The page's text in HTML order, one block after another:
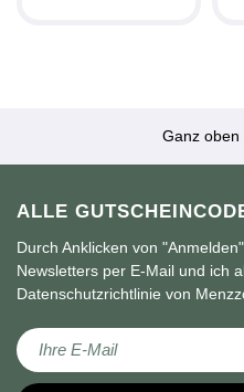
Ganz oben
ALLE
Durch Anklicken von
Newsletters per E-Mail und ich
Datenschutzrichtlinie von
Melden Sie sich für unseren